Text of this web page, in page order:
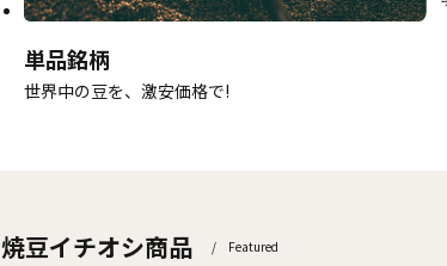
単品銘柄
世界中の豆を、激安価格で!
焼豆イチオシ商品 / Featured